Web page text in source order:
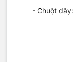
- Chuột